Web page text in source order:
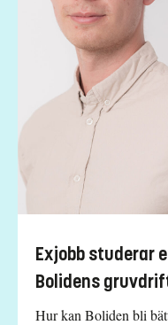
Exjobb studerar
Bolidens
Hur kan Boliden bli